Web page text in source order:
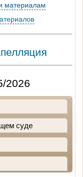
материалам
2026
суде